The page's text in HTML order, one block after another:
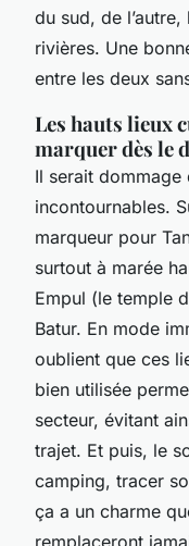
du sud, de
rivières. Une
entre les deux
Les hauts lieux
marquer dès le
Il serait
incontournables.
marqueur pour
surtout à marée
Empul (le temple
Batur. En mode
oublient que ces
bien utilisée
secteur, évitant
trajet. Et puis, le
camping, tracer
ça a un charme
remplaceront